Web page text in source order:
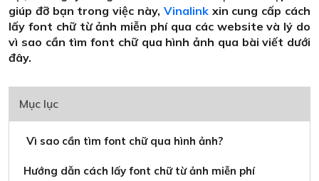
giúp đỡ bạn trong việc này, Vinalinkxin cung cấp cách
lấy font chữ từ ảnh miễn phí qua các website và lý do
vì sao cần tìm font chữ qua hình ảnh qua bài viết dưới
đây.
Mục lục
Vì sao cần tìm font chữ qua hình ảnh?
Hướng dẫn cách lấy font chữ từ ảnh miễn phí